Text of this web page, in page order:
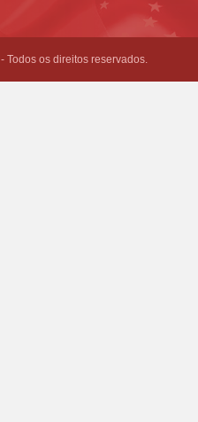
Todos os direitos reservados.